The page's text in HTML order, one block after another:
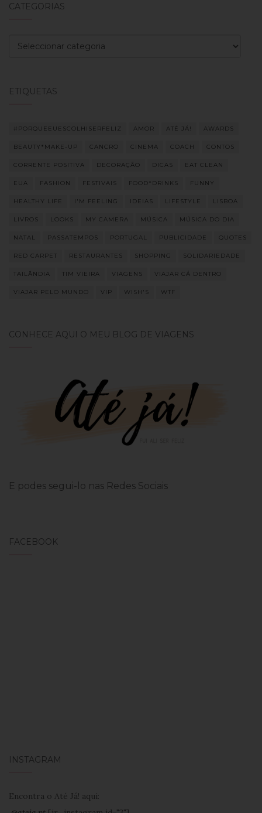
CATEGORIAS
Categorias
ETIQUETAS
#PORQUEEUESCOLHISERFELIZ AMOR ATÉ JÁ! AWARDS
BEAUTY*MAKE-UP CANCRO CINEMA COACH CONTOS
CORRENTE POSITIVA DECORAÇÃO DICAS EAT CLEAN
EUA FASHION FESTIVAIS FOOD*DRINKS FUNNY
HEALTHY LIFE I'M FEELING IDEIAS LIFESTYLE LISBOA
LIVROS LOOKS MY CAMERA MÚSICA MÚSICA DO DIA
NATAL PASSATEMPOS PORTUGAL PUBLICIDADE QUOTES
RED CARPET RESTAURANTES SHOPPING SOLIDARIEDADE
TAILÂNDIA TIM VIEIRA VIAGENS VIAJAR CÁ DENTRO
VIAJAR PELO MUNDO VIP WISH'S WTF
CONHECE AQUI O MEU BLOG DE VIAGENS
E podes segui-lo nas Redes Sociais
FACEBOOK
INSTAGRAM
Encontra o Até Já! aqui: